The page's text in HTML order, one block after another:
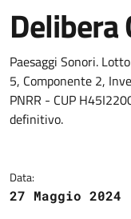
Delibera
Dettagli
Paesaggi Sonori.
5, Componente 2,
PNRR - CUP
definitivo.
Data:
27 Maggio 2024